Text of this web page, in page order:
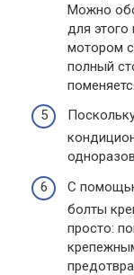
Можно
для этого
мотором
полный
С
болты
просто: